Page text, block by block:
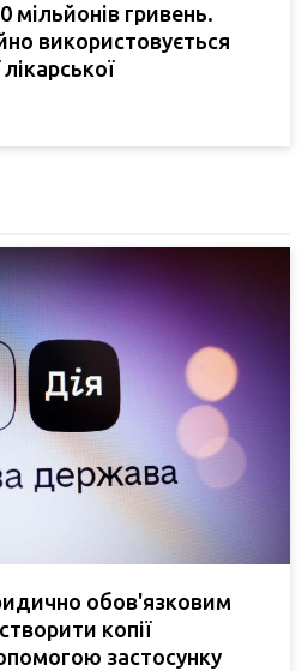
мільйонів гривень.
використовується
обов'язковим
копії
застосунку